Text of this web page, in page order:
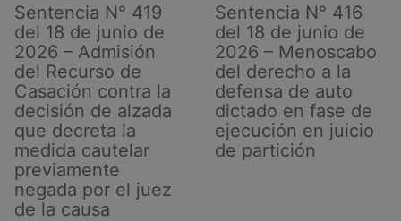
Objetiva
Sentencia N° 419
del 18 de junio de
2026 – Admisión
del Recurso de
Casación contra la
decisión de alzada
que decreta la
medida cautelar
previamente
negada por el juez
de la causa
Sentencia N° 416
del 18 de junio de
2026 – Menoscabo
del derecho a la
defensa de auto
dictado en fase de
ejecución en juicio
de partición